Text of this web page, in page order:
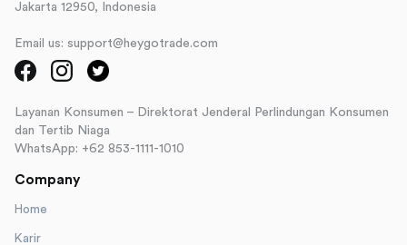
Jakarta 12950, Indonesia
Email us: support@heygotrade.com
Layanan Konsumen – Direktorat Jenderal Perlindungan Konsumen
dan Tertib Niaga
WhatsApp: +62 853-1111-1010
Company
Home
Karir